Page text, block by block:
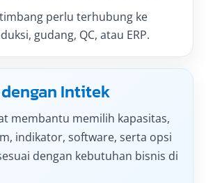
perlu terhubung ke
gudang, QC, atau ERP.
Intitek
membantu memilih kapasitas,
indikator, software, serta opsi
dengan kebutuhan bisnis di